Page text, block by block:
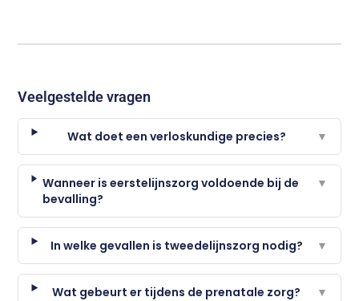
Veelgestelde vragen
Wat doet een verloskundige precies? ▼
Wanneer is eerstelijnszorg voldoende bij de
bevalling?
▼
In welke gevallen is tweedelijnszorg nodig? ▼
Wat gebeurt er tijdens de prenatale zorg? ▼